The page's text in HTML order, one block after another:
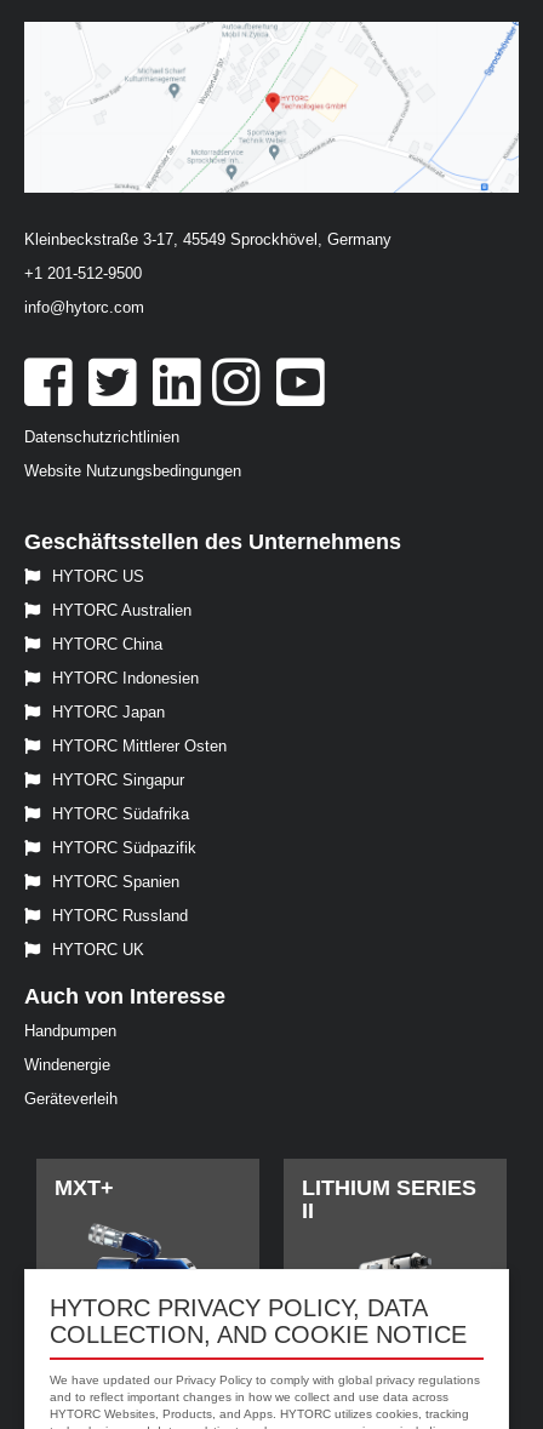
HYTORC PRIVACY POLICY, DATA
COLLECTION, AND COOKIE NOTICE
We have updated our Privacy Policy to comply with global privacy regulations
and to reflect important changes in how we collect and use data across
HYTORC Websites, Products, and Apps. HYTORC utilizes cookies, tracking
Kleinbeckstraße 3-17, 45549 Sprockhövel, Germany
+1 201-512-9500
info@hytorc.com
Datenschutzrichtlinien
Website Nutzungsbedingungen
Geschäftsstellen des Unternehmens
HYTORC US
HYTORC Australien
HYTORC China
HYTORC Indonesien
HYTORC Japan
HYTORC Mittlerer Osten
HYTORC Singapur
HYTORC Südafrika
HYTORC Südpazifik
HYTORC Spanien
HYTORC Russland
HYTORC UK
Auch von Interesse
Handpumpen
Windenergie
Geräteverleih
MXT+
LITHIUM SERIES
II